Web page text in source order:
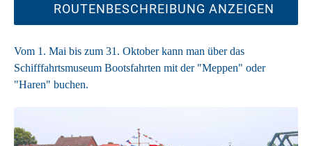
ROUTENBESCHREIBUNG ANZEIGEN
Vom 1. Mai bis zum 31. Oktober kann man über das
Schifffahrtsmuseum Bootsfahrten mit der "Meppen" oder
"Haren" buchen.